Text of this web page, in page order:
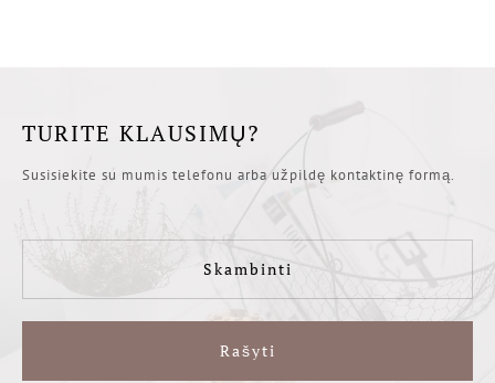
TURITE KLAUSIMŲ?
Susisiekite su mumis telefonu arba užpildę kontaktinę formą.
Skambinti
Rašyti